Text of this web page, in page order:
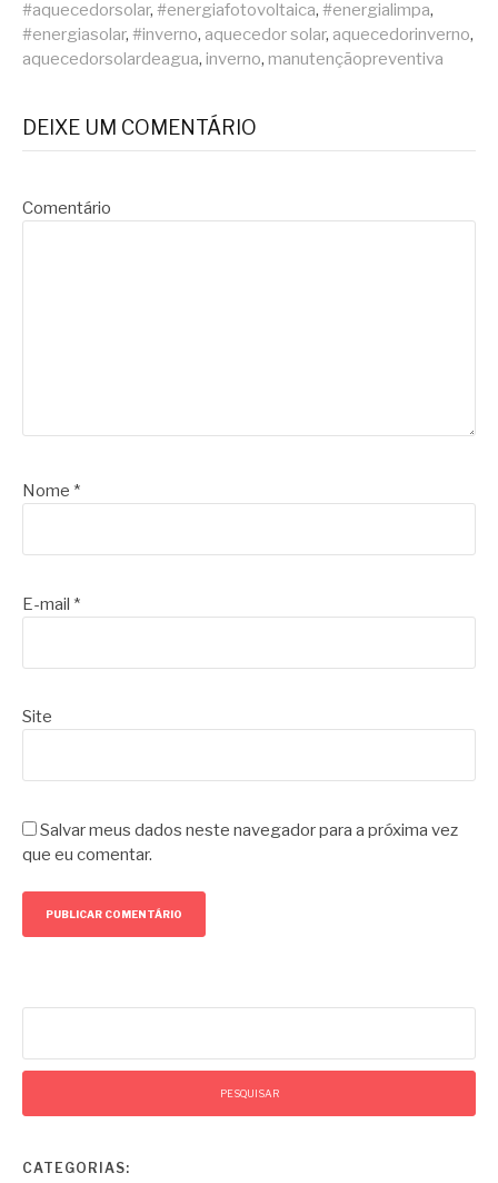
#aquecedorsolar, #energiafotovoltaica, #energialimpa,
#energiasolar, #inverno, aquecedor solar, aquecedorinverno,
aquecedorsolardeagua, inverno, manutençãopreventiva
DEIXE UM COMENTÁRIO
Comentário
Nome *
E-mail *
Site
Salvar meus dados neste navegador para a próxima vez
que eu comentar.
CATEGORIAS: